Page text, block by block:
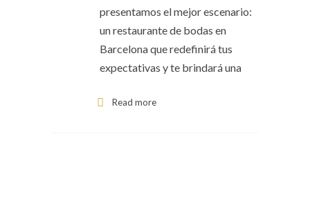
presentamos el mejor escenario:
un restaurante de bodas en
Barcelona que redefinirá tus
expectativas y te brindará una
Read more